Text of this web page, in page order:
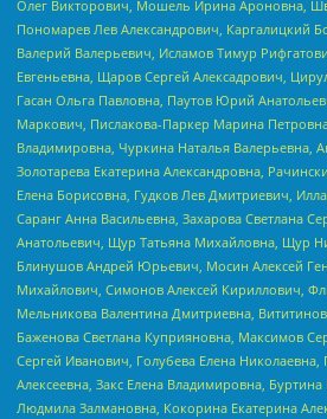
Олег Викторович, Мошель Ирина Ароновна,
Пономарев Лев Александрович, Каргалицкий
Валерий Валерьевич, Исламов Тимур
Евгеньевна, Щаров Сергей Алексадрович,
Гасан Ольга Павловна, Паутов Юрий
Маркович, Пислакова-Паркер Марина
Владимировна, Чуркина Наталья Валерьевна,
Золотарева Екатерина Александровна,
Елена Борисовна, Гудков Лев Дмитриевич,
Саранг Анна Васильевна, Захарова Светлана
Анатольевич, Щур Татьяна Михайловна, Щур
Блинушов Андрей Юрьевич, Мосин Алексей
Михайлович, Симонов Алексей Кириллович,
Мельникова Валентина Дмитриевна,
Баженова Светлана Куприяновна, Максимов
Сергей Иванович, Голубева Елена
Алексеевна, Закс Елена Владимировна,
Людмила Залмановна, Кокорина Екатерина